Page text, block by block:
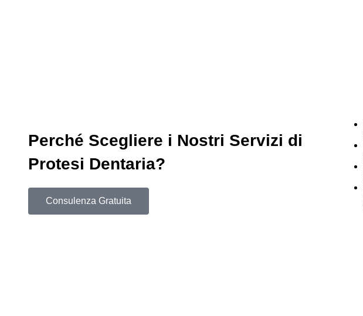
Perché Scegliere i Nostri Servizi di
Protesi Dentaria?
Consulenza Gratuita